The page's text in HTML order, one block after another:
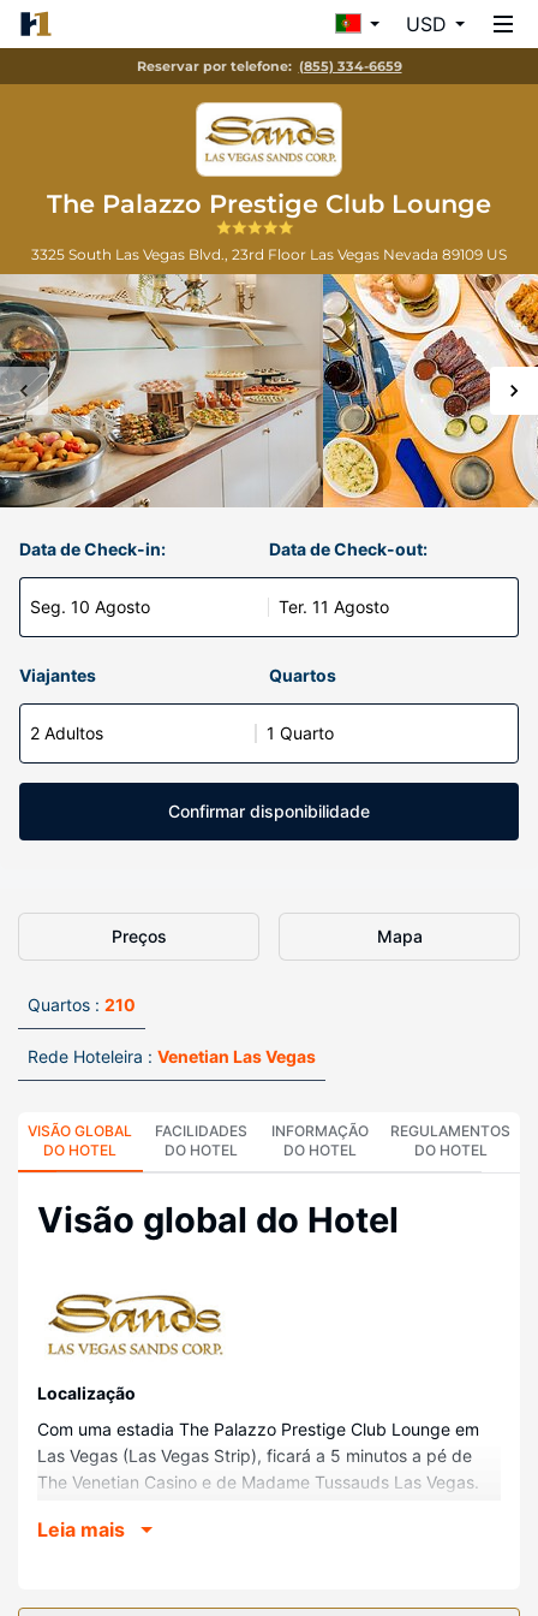
USD
Reservar por telefone: (855) 334-6659
The Palazzo Prestige Club Lounge
3325 South Las Vegas Blvd., 23rd Floor Las Vegas Nevada 89109 US
Data de Check-in:
Seg. 10 Agosto
Data de Check-out:
Ter. 11 Agosto
Viajantes Quartos
2 Adultos 1 Quarto
Confirmar disponibilidade
Preços Mapa
Quartos : 210
Rede Hoteleira : Venetian Las Vegas
VISÃO GLOBAL
DO HOTEL
FACILIDADES
DO HOTEL
INFORMAÇÃO
DO HOTEL
REGULAMENTOS
DO HOTEL
Visão global do Hotel
Localização
Com uma estadia The Palazzo Prestige Club Lounge em
Las Vegas (Las Vegas Strip), ficará a 5 minutos a pé de
The Venetian Casino e de Madame Tussauds Las Vegas.
Venetian Expo Center e a 1,2 km (0,7 mi) de The Linq.
Sinta-se em casa num dos 210 quartos com ar
Leia mais